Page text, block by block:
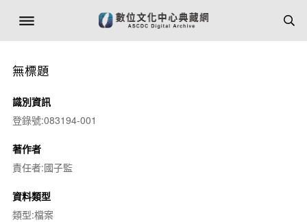
無標題
識別資訊
登錄號:083194-001
著作者
責任者:國子監
資料類型
類型:檔案